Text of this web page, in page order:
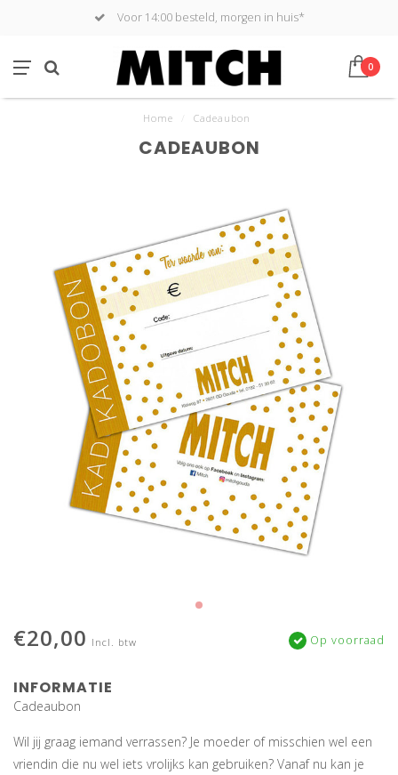
Voor 14:00 besteld, morgen in huis*
0
Home Cadeaubon
CADEAUBON
€20,00 Incl. btw Op voorraad
INFORMATIE
Cadeaubon
Wil jij graag iemand verrassen? Je moeder of misschien wel een
vriendin die nu wel iets vrolijks kan gebruiken? Vanaf nu kan je